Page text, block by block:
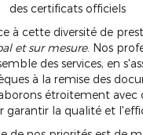
des certificats officiels
à cette diversité de
et sur mesure. Nos
des services, en
à la remise des
étroitement avec
garantir la qualité et